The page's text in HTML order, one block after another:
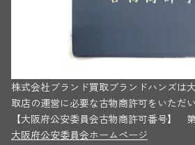
株式会社ブランド買取ブランドハンズは
取店の運営に必要な古物商許可をいただ
【大阪府公安委員会古物商許可番号】 第
大阪府公安委員会ホームページ